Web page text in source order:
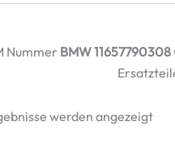
Nummer BMW 11657790308
werden angezeigtNach